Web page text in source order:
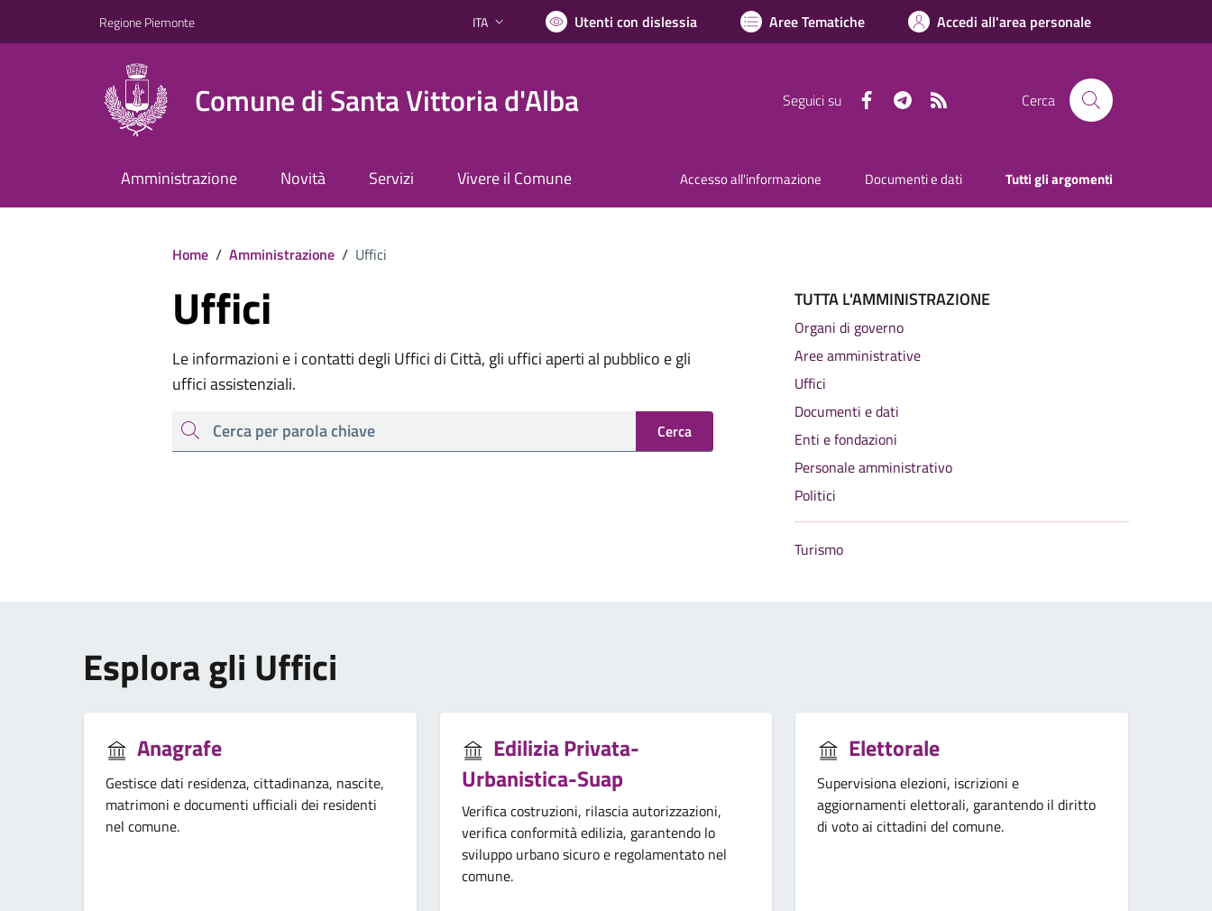
Regione Piemonte Lingua attiva:
ITA Utenti con dislessia Aree Tematiche Accedi all'area personale
Comune di Santa Vittoria d'Alba Seguici su FacebookTelegram Cerca
Amministrazione Novità Servizi Vivere il Comune Accesso all'informazione Documenti e dati Tutti gli argomenti
Home / Amministrazione / Uffici
Uffici
Le informazioni e i contatti degli Uffici di Città, gli uffici aperti al pubblico e gli
uffici assistenziali.
cerca Cerca
TUTTA L'AMMINISTRAZIONE
Organi di governo
Aree amministrative
Uffici
Documenti e dati
Enti e fondazioni
Personale amministrativo
Politici
Turismo
Esplora gli Uffici
Anagrafe
Gestisce dati residenza, cittadinanza, nascite,
matrimoni e documenti ufficiali dei residenti
nel comune.
Edilizia Privata-
Urbanistica-Suap
Verifica costruzioni, rilascia autorizzazioni,
verifica conformità edilizia, garantendo lo
sviluppo urbano sicuro e regolamentato nel
comune.
Elettorale
Supervisiona elezioni, iscrizioni e
aggiornamenti elettorali, garantendo il diritto
di voto ai cittadini del comune.